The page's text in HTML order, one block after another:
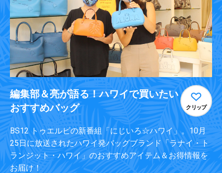
編集部＆亮が語る！ハワイで買いたい
おすすめバッグ
クリップ
BS12 トゥエルビの新番組「にじいろ☆ハワイ」。10月
25日に放送されたハワイ発バッグブランド「ラナイ・ト
ランジット・ハワイ」のおすすめアイテム＆お得情報を
お届け！